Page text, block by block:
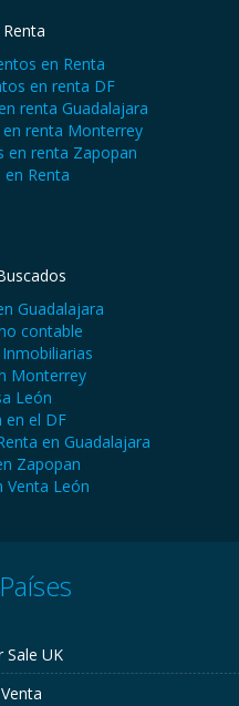
Renta
en Renta
en renta DF
renta Guadalajara
renta Monterrey
en renta Zapopan
en Renta
Guadalajara
contable
Monterrey
León
en el DF
en Guadalajara
Zapopan
Venta León
Sale UK